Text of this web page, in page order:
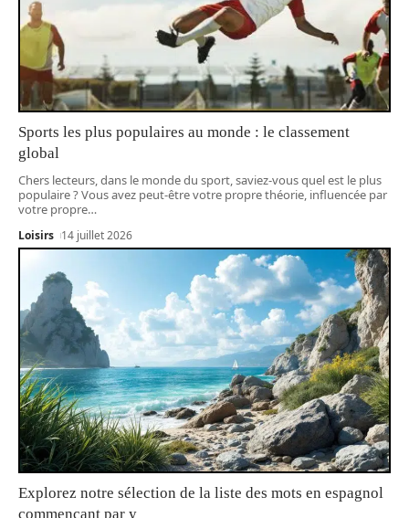
Sports les plus populaires au monde : le classement
global
Chers lecteurs, dans le monde du sport, saviez-vous quel est le plus
populaire ? Vous avez peut-être votre propre théorie, influencée par
votre propre…
Loisirs 14 juillet 2026
Explorez notre sélection de la liste des mots en espagnol
commençant par y